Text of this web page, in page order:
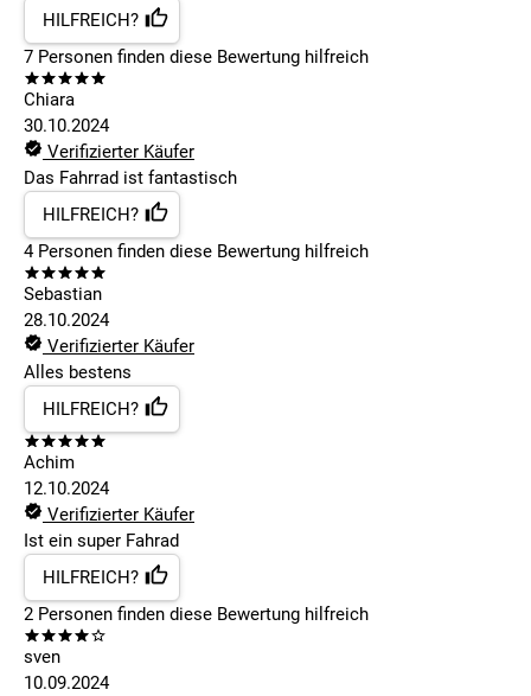
HILFREICH?
7 Personen finden diese Bewertung hilfreich
Chiara
30.10.2024
Verifizierter Käufer
Das Fahrrad ist fantastisch
HILFREICH?
4Personen finden diese Bewertung hilfreich
Sebastian
28.10.2024
Verifizierter Käufer
Alles bestens
HILFREICH?
Achim
12.10.2024
Verifizierter Käufer
Ist ein super Fahrad
HILFREICH?
2 Personen finden diese Bewertung hilfreich
sven
10.09.2024